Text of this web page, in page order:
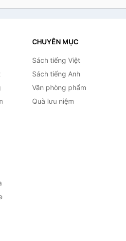
CHUYÊN MỤC
Sách tiếng Việt
Sách tiếng Anh
Văn phòng phẩm
Quà lưu niệm